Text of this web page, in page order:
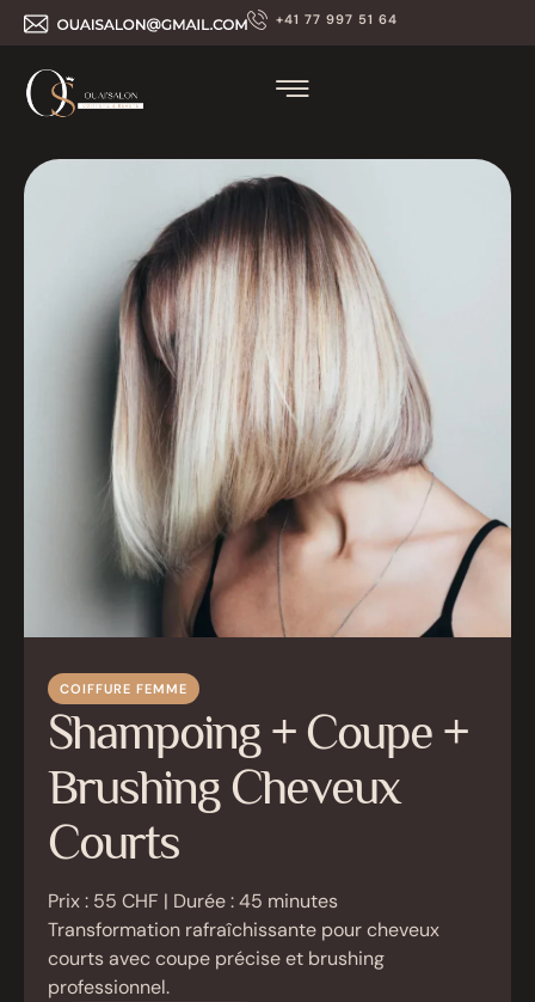
+41 77 997 51 64
COIFFURE FEMME
Shampoing + Coupe +
Brushing Cheveux
Courts
Prix : 55 CHF | Durée : 45 minutes
Transformation rafraîchissante pour cheveux
courts avec coupe précise et brushing
professionnel.